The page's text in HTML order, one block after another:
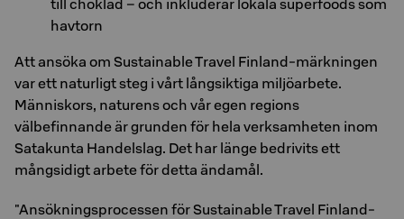
till choklad – och inkluderar lokala superfoods som
havtorn
Att ansöka om Sustainable Travel Finland-märkningen
var ett naturligt steg i vårt långsiktiga miljöarbete.
Människors, naturens och vår egen regions
välbefinnande är grunden för hela verksamheten inom
Satakunta Handelslag. Det har länge bedrivits ett
mångsidigt arbete för detta ändamål.
"Ansökningsprocessen för Sustainable Travel Finland-